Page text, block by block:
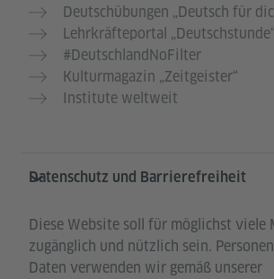
Deutschübungen „Deutsch für
Lehrkräfteportal „Deutschstunde“
#DeutschlandNoFilter
Kulturmagazin „Zeitgeister“
Institute weltweit
Datenschutz und Barrierefreiheit
Diese Website soll für möglichst viele
zugänglich und nützlich sein.
Daten verwenden wir gemäß unserer